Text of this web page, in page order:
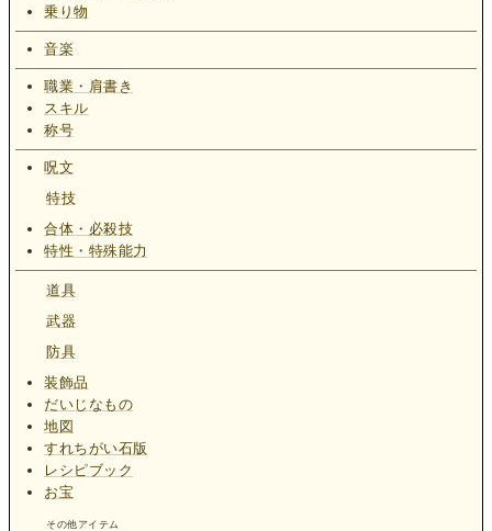
乗り物
音楽
職業・肩書き
スキル
称号
呪文
特技
合体・必殺技
特性・特殊能力
道具
武器
防具
装飾品
だいじなもの
地図
すれちがい石版
レシピブック
お宝
その他アイテム